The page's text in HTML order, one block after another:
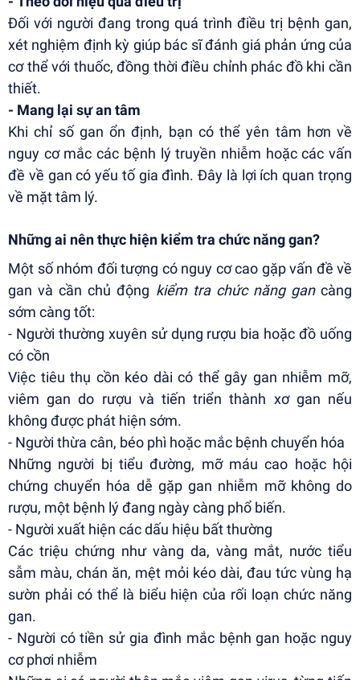
Đối với người đang trong quá trình điều trị bệnh gan,
xét nghiệm định kỳ giúp bác sĩ đánh giá phản ứng của
cơ thể với thuốc, đồng thời điều chỉnh phác đồ khi cần
thiết.
- Mang lại sự an tâm
Khi chỉ số gan ổn định, bạn có thể yên tâm hơn về
nguy cơ mắc các bệnh lý truyền nhiễm hoặc các vấn
đề về gan có yếu tố gia đình. Đây là lợi ích quan trọng
về mặt tâm lý.
Những ai nên thực hiện kiểm tra chức năng gan?
Một số nhóm đối tượng có nguy cơ cao gặp vấn đề về
gan và cần chủ động kiểm tra chức năng gancàng
sớm càng tốt:
- Người thường xuyên sử dụng rượu bia hoặc đồ uống
có cồn
Việc tiêu thụ cồn kéo dài có thể gây gan nhiễm mỡ,
viêm gan do rượu và tiến triển thành xơ gan nếu
không được phát hiện sớm.
- Người thừa cân, béo phì hoặc mắc bệnh chuyển hóa
Những người bị tiểu đường, mỡ máu cao hoặc hội
chứng chuyển hóa dễ gặp gan nhiễm mỡ không do
rượu, một bệnh lý đang ngày càng phổ biến.
- Người xuất hiện các dấu hiệu bất thường
Các triệu chứng như vàng da, vàng mắt, nước tiểu
sẫm màu, chán ăn, mệt mỏi kéo dài, đau tức vùng hạ
sườn phải có thể là biểu hiện của rối loạn chức năng
gan.
- Người có tiền sử gia đình mắc bệnh gan hoặc nguy
cơ phơi nhiễm